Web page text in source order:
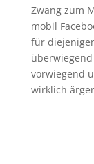
Zwang zum
mobil
für
vorwiegend
wirklich